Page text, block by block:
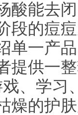
酸能去
段的痘
单一产
提供一
戏、学
燥的护